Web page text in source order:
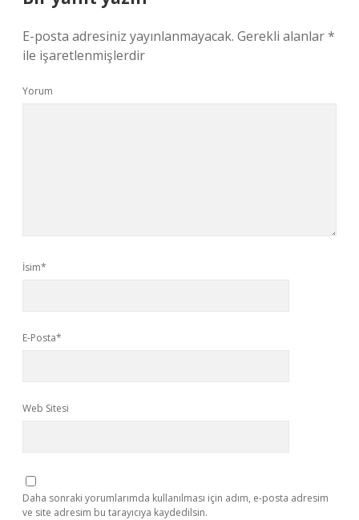
E-posta adresiniz yayınlanmayacak. Gerekli alanlar*
ile işaretlenmişlerdir
Yorum
İsim*
E-Posta*
Web Sitesi
Daha sonraki yorumlarımda kullanılması için adım, e-posta adresim
ve site adresim bu tarayıcıya kaydedilsin.